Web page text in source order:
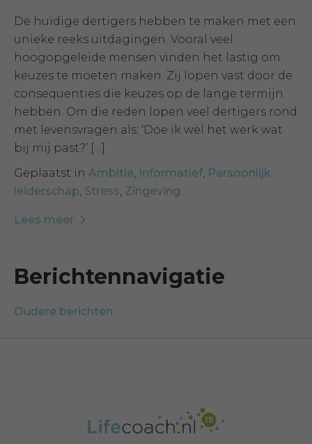
De huidige dertigers hebben te maken met een
unieke reeks uitdagingen. Vooral veel
hoogopgeleide mensen vinden het lastig om
keuzes te moeten maken. Zij lopen vast door de
consequenties die keuzes op de lange termijn
hebben. Om die reden lopen veel dertigers rond
met levensvragen als; ‘Doe ik wel het werk wat
bij mij past?’ […]
Geplaatst in Ambitie, Informatief, Persoonlijk
leiderschap, Stress, Zingeving
Lees meer
Berichtennavigatie
Oudere berichten